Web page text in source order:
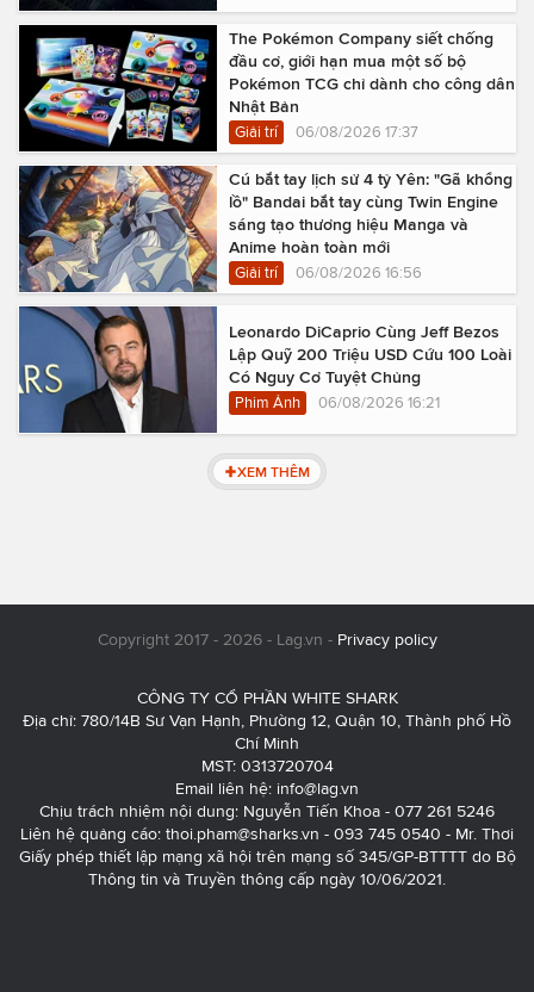
The Pokémon Company siết chống
đầu cơ, giới hạn mua một số bộ
Pokémon TCG chỉ dành cho công dân
Nhật Bản
Giải trí 06/08/2026 17:37
Cú bắt tay lịch sử 4 tỷ Yên: "Gã khổng
lồ" Bandai bắt tay cùng Twin Engine
sáng tạo thương hiệu Manga và
Anime hoàn toàn mới
Giải trí 06/08/2026 16:56
Leonardo DiCaprio Cùng Jeff Bezos
Lập Quỹ 200 Triệu USD Cứu 100 Loài
Có Nguy Cơ Tuyệt Chủng
Phim Ảnh 06/08/2026 16:21
XEM THÊM
Copyright 2017 - 2026 - Lag.vn - Privacy policy
CÔNG TY CỔ PHẦN WHITE SHARK
Địa chỉ: 780/14B Sư Vạn Hạnh, Phường 12, Quận 10, Thành phố Hồ
Chí Minh
MST: 0313720704
Email liên hệ: info@lag.vn
Chịu trách nhiệm nội dung: Nguyễn Tiến Khoa - 077 261 5246
Liên hệ quảng cáo: thoi.pham@sharks.vn - 093 745 0540 - Mr. Thơi
Giấy phép thiết lập mạng xã hội trên mạng số 345/GP-BTTTT do Bộ
Thông tin và Truyền thông cấp ngày 10/06/2021.